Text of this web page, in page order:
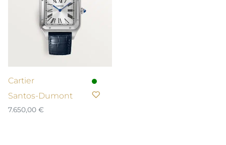
Cartier
Santos-Dumont
7.650,00 €